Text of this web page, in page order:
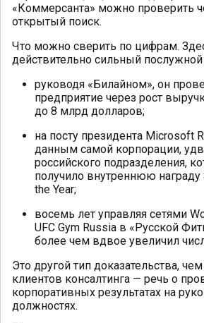
«Коммерсанта» можно проверить
открытый поиск.
Что можно сверить по цифрам.
действительно сильный послужной
руководя «Билайном», он
предприятие через рост
до 8 млрд долларов;
на посту президента Microsoft
данным самой корпорации,
российского подразделения,
получило внутреннюю награду
the Year;
восемь лет управляя сетями
UFC Gym Russia в «Русской
более чем вдвое увеличил
Это другой тип доказательства,
клиентов консалтинга — речь о
корпоративных результатах на
должностях.